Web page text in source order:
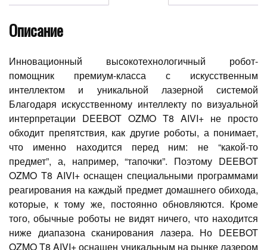
Описание
Инновационный высокотехнологичный робот-
помощник премиум-класса с искусственным
интеллектом и уникальной лазерной системой
Благодаря искусственному интеллекту по визуальной
интерпретации DEEBOT OZMO T8 AIVI+ не просто
обходит препятствия, как другие роботы, а понимает,
что именно находится перед ним: не “какой-то
предмет”, а, например, “тапочки”. Поэтому DEEBOT
OZMO T8 AIVI+ оснащен специальными программами
реагирования на каждый предмет домашнего обихода,
которые, к тому же, постоянно обновляются. Кроме
того, обычные роботы не видят ничего, что находится
ниже диапазона сканирования лазера. Но DEEBOT
OZMO T8 AIVI+ оснащен уникальным на рынке лазером